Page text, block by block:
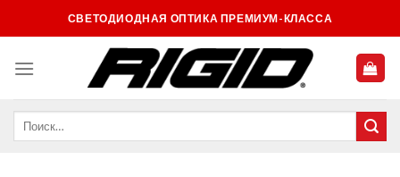
to
СВЕТОДИОДНАЯ ОПТИКА ПРЕМИУМ-КЛАССА